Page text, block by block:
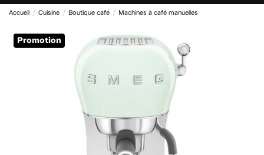
Accueil Cuisine Boutique café Machines à café manuelles
Promotion